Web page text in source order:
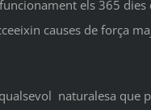
els 365 dies
causes de força
naturalesa que